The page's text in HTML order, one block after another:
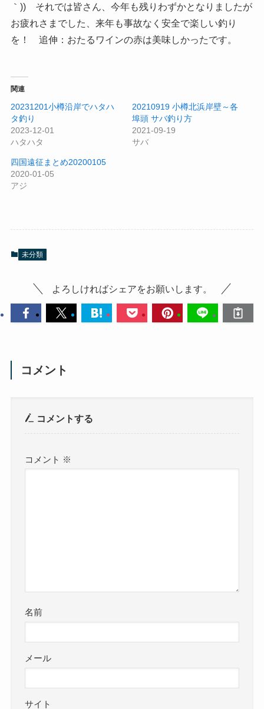
｀)) それでは皆さん、今年も残りわずかとなりましたが
お疲れさまでした、来年も事故なく安全で楽しい釣り
を！ 追伸：おたるワインの赤は美味しかったです。
関連
20231201小樽沿岸でハタハ
タ釣り
2023-12-01
ハタハタ
20210919 小樽北浜岸壁～各
埠頭 サバ釣り方
2021-09-19
サバ
四国遠征まとめ20200105
2020-01-05
アジ
未分類
よろしければシェアをお願いします。
コメント
コメントする
コメント ※
名前
メール
サイト